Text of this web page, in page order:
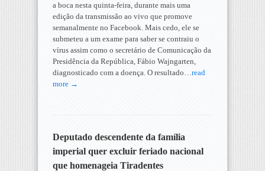
a boca nesta quinta-feira, durante mais uma
edição da transmissão ao vivo que promove
semanalmente no Facebook. Mais cedo, ele se
submeteu a um exame para saber se contraiu o
vírus assim como o secretário de Comunicação da
Presidência da República, Fábio Wajngarten,
diagnosticado com a doença. O resultado…read
more →
Deputado descendente da família
imperial quer excluir feriado nacional
que homenageia Tiradentes